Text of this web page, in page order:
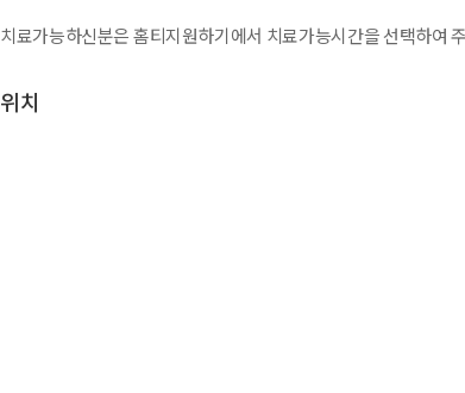
치료가능하신분은 홈티지원하기에서 치료가능시간을 선택하여
위치